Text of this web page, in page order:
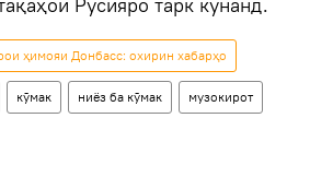
ҳимояи Донбасс: охирин хабарҳо
кӯмак ниёз ба кӯмак музокирот